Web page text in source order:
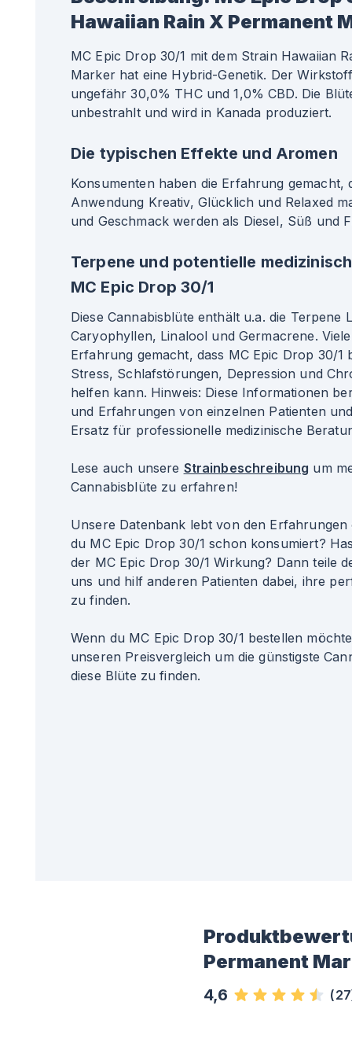
Hawaiian Rain X Permanent
MC Epic Drop 30/1 mit dem Strain Hawaiian
Marker hat eine Hybrid-Genetik. Der
ungefähr 30,0% THC und 1,0% CBD. Die
unbestrahlt und wird in Kanada produziert.
Die typischen Effekte und Aromen
Konsumenten haben die Erfahrung gemacht,
Anwendung Kreativ, Glücklich und Relaxed
und Geschmack werden als Diesel, Süß und
Terpene und potentielle
MC Epic Drop 30/1
Diese Cannabisblüte enthält u.a. die Terpene
Caryophyllen, Linalool und Germacrene.
Erfahrung gemacht, dass MC Epic Drop 30/1
Stress, Schlafstörungen, Depression und
helfen kann. Hinweis: Diese Informationen
und Erfahrungen von einzelnen Patienten
Ersatz für professionelle medizinische
Lese auch unsere Strainbeschreibung um
Cannabisblüte zu erfahren!
Unsere Datenbank lebt von den Erfahrungen
du MC Epic Drop 30/1 schon konsumiert?
der MC Epic Drop 30/1 Wirkung? Dann teile
uns und hilf anderen Patienten dabei, ihre
zu finden.
Wenn du MC Epic Drop 30/1 bestellen
unseren Preisvergleich um die günstigste
diese Blüte zu finden.
Permanent
4,6 (27